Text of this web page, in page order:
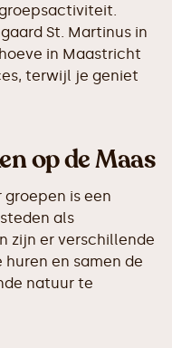
St. Martinus in
in Maastricht
terwijl je geniet
op de Maas
is een
als
zijn er verschillende
en samen de
natuur te